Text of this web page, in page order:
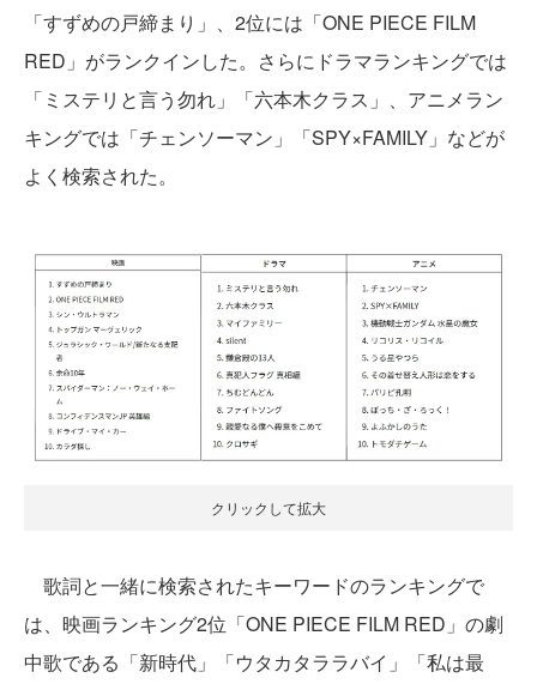
「すずめの戸締まり」、2位には「ONE PIECE FILM
RED」がランクインした。さらにドラマランキングでは
「ミステリと言う勿れ」「六本木クラス」、アニメラン
キングでは「チェンソーマン」「SPY×FAMILY」などが
よく検索された。
クリックして拡大
歌詞と一緒に検索されたキーワードのランキングで
は、映画ランキング2位「ONE PIECE FILM RED」の劇
中歌である「新時代」「ウタカタララバイ」「私は最